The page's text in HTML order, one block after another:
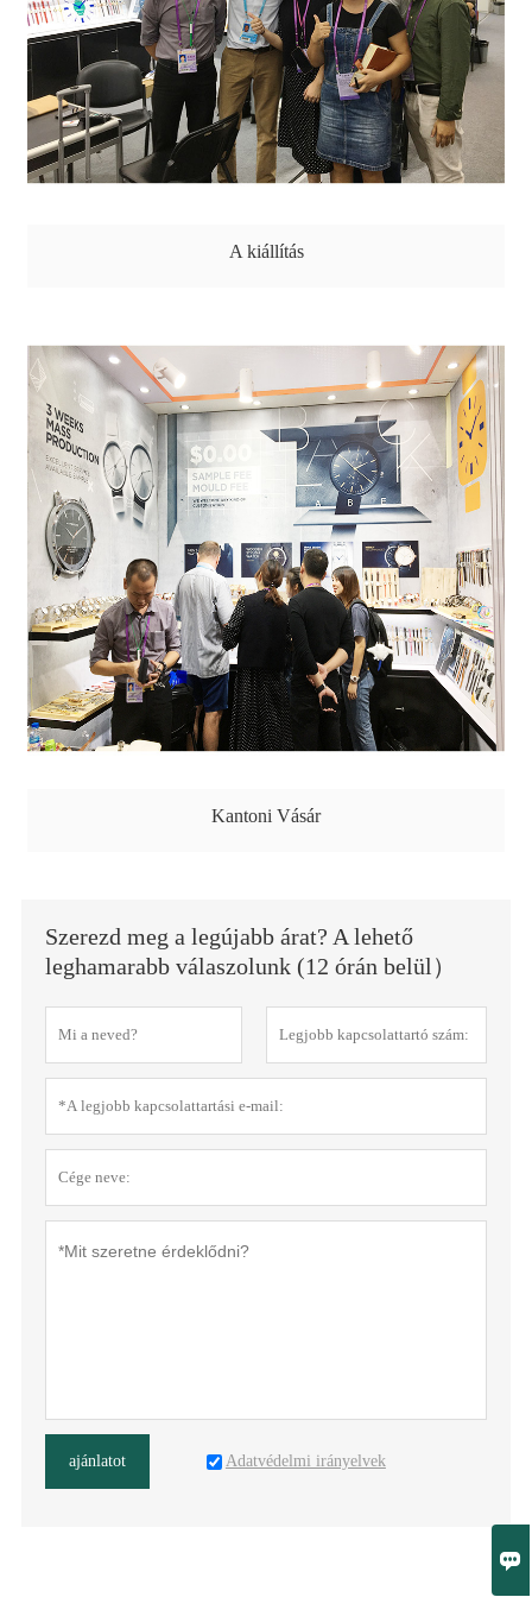

A kiállítás
Kantoni Vásár
Szerezd meg a legújabb árat? A lehető
leghamarabb válaszolunk (12 órán belül）
ajánlatot Adatvédelmi irányelvek